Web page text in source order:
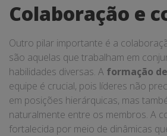
Colaboração e
Outro pilar importante é a
são aquelas que trabalham em
habilidades diversas. A formação
equipe é crucial, pois líderes não
em posições hierárquicas, mas
naturalmente entre os membros. A
fortalecida por meio de dinâmicas